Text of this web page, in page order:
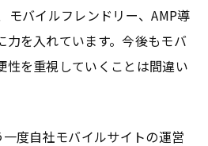
モバイルフレンドリー、AMP導
力を入れています。今後もモバ
性を重視していくことは間違い
度自社モバイルサイトの運営